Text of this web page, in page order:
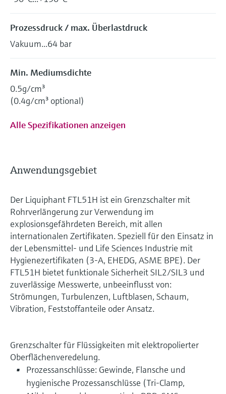
Prozessdruck / max. Überlastdruck
Vakuum...64 bar
Min. Mediumsdichte
0.5g/cm³
(0.4g/cm³ optional)
Alle Spezifikationen anzeigen
Anwendungsgebiet
Der Liquiphant FTL51H ist ein Grenzschalter mit
Rohrverlängerung zur Verwendung im
explosionsgefährdeten Bereich, mit allen
internationalen Zertifikaten. Speziell für den Einsatz in
der Lebensmittel- und Life Sciences Industrie mit
Hygienezertifikaten (3-A, EHEDG, ASME BPE). Der
FTL51H bietet funktionale Sicherheit SIL2/SIL3 und
zuverlässige Messwerte, unbeeinflusst von:
Strömungen, Turbulenzen, Luftblasen, Schaum,
Vibration, Feststoffanteile oder Ansatz.
Grenzschalter für Flüssigkeiten mit elektropolierter
Oberflächenveredelung.
Prozessanschlüsse: Gewinde, Flansche und
hygienische Prozessanschlüsse (Tri-Clamp,